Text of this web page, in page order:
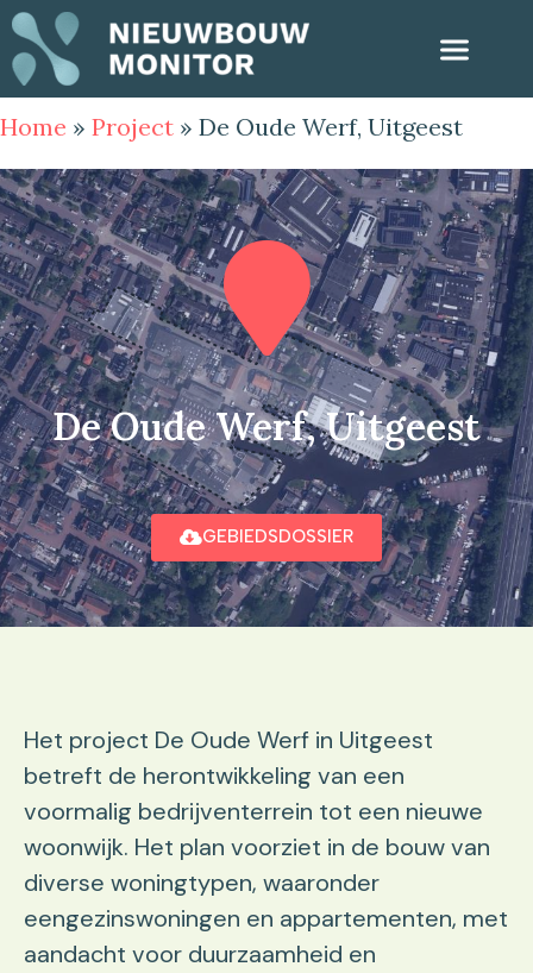
Home » Project » De Oude Werf, Uitgeest
De Oude Werf, Uitgeest
GEBIEDSDOSSIER
Het project De Oude Werf in Uitgeest
betreft de herontwikkeling van een
voormalig bedrijventerrein tot een nieuwe
woonwijk. Het plan voorziet in de bouw van
diverse woningtypen, waaronder
eengezinswoningen en appartementen, met
aandacht voor duurzaamheid en